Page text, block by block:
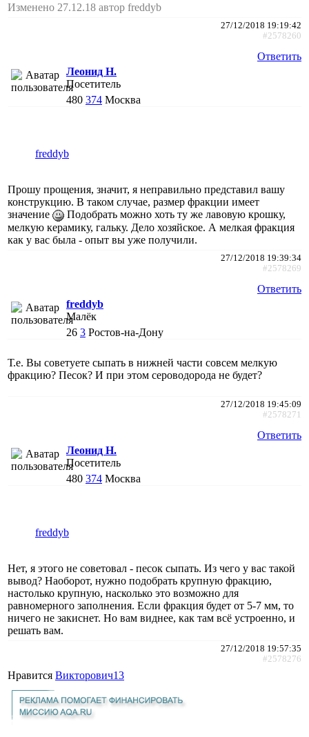
Изменено 27.12.18 автор freddyb
27/12/2018 19:19:42
#2578260
Ответить
Леонид Н.
Посетитель
480 374 Москва
freddyb
Прошу прощения, значит, я неправильно представил вашу
конструкцию. В таком случае, размер фракции имеет
значение
Подобрать можно хоть ту же лавовую крошку,
мелкую керамику, гальку. Дело хозяйское. А мелкая фракция
как у вас была - опыт вы уже получили.
27/12/2018 19:39:34
#2578269
Ответить
freddyb
Малёк
26 3 Ростов-на-Дону
Т.е. Вы советуете сыпать в нижней части совсем мелкую
фракцию? Песок? И при этом сероводорода не будет?
27/12/2018 19:45:09
#2578271
Ответить
Леонид Н.
Посетитель
480 374 Москва
freddyb
Нет, я этого не советовал - песок сыпать. Из чего у вас такой
вывод? Наоборот, нужно подобрать крупную фракцию,
настолько крупную, насколько это возможно для
равномерного заполнения. Если фракция будет от 5-7 мм, то
ничего не закиснет. Но вам виднее, как там всё устроенно, и
решать вам.
27/12/2018 19:57:35
#2578276
Нравится Викторович13